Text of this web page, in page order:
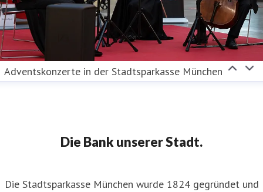
Adventskonzerte in der Stadtsparkasse München
Die Bank unserer Stadt.
Die Stadtsparkasse München wurde 1824 gegründet und